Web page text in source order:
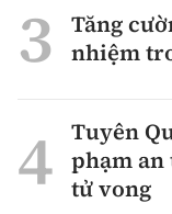
Tăng
nhiệm
Tuyên
phạm an
tử vong